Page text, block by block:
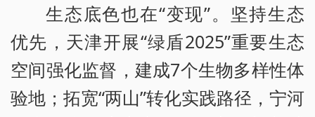
生态底色也在“变现”。坚持生态
优先，天津开展“绿盾2025”重要生态
空间强化监督，建成7个生物多样性体
验地；拓宽“两山”转化实践路径，宁河